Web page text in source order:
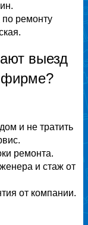
ремонту
выезд
и не тратить
ремонта.
и стаж от
от компании.